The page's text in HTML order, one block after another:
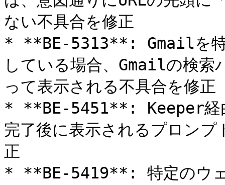
ない不具合を修正
* **BE-5313**: Gmailを特
している場合、Gmailの検
って表示される不具合を修正
* **BE-5451**: Keeper経由
完了後に表示されるプロン
正
* **BE-5419**: 特定のウェ